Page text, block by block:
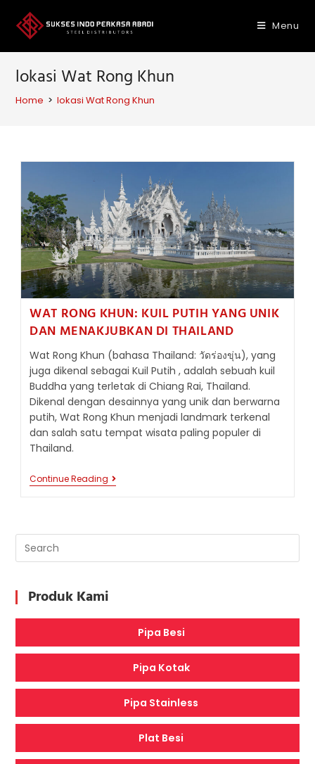
content
Menu
lokasi Wat Rong Khun
Home > lokasi Wat Rong Khun
WAT RONG KHUN: KUIL PUTIH YANG UNIK
DAN MENAKJUBKAN DI THAILAND
Wat Rong Khun (bahasa Thailand: วัดร่องขุ่น), yang
juga dikenal sebagai Kuil Putih , adalah sebuah kuil
Buddha yang terletak di Chiang Rai, Thailand.
Dikenal dengan desainnya yang unik dan berwarna
putih, Wat Rong Khun menjadi landmark terkenal
dan salah satu tempat wisata paling populer di
Thailand.
Continue Reading WAT
RONG
YANG
DAN
THAILAND
Produk Kami
Pipa Besi
Pipa Kotak
Pipa Stainless
Plat Besi